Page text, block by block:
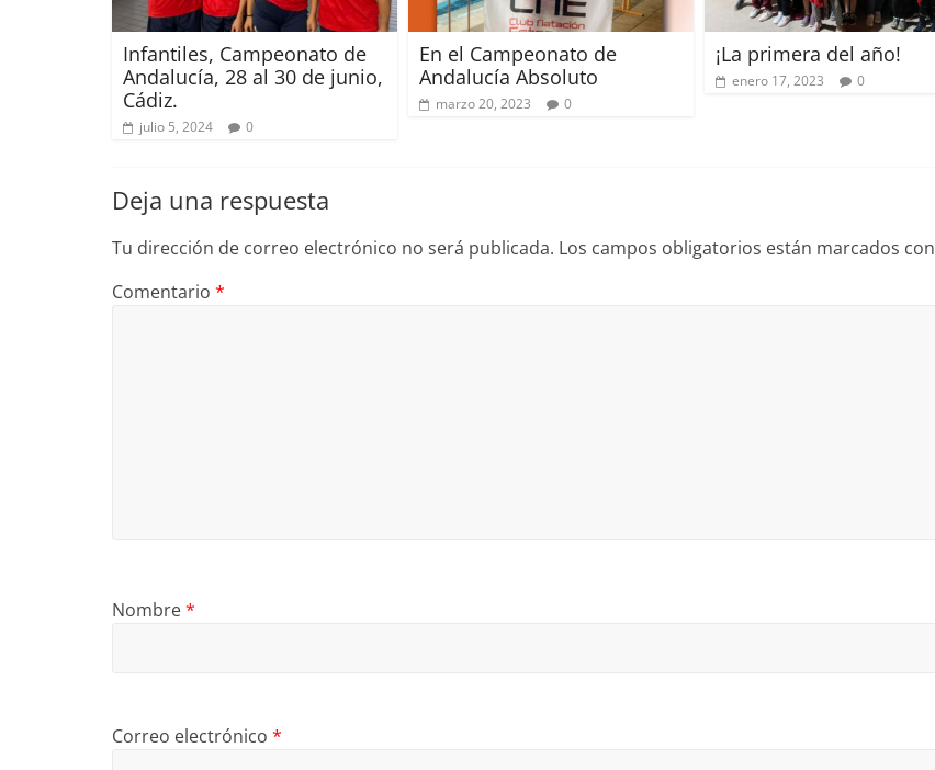
Infantiles, Campeonato de
Andalucía, 28 al 30 de junio,
Cádiz.
julio 5, 2024 0
En el Campeonato de
Andalucía Absoluto
marzo 20, 2023 0
¡La primera del año!
enero 17, 2023 0
Deja una respuesta
Tu dirección de correo electrónico no será publicada. Los campos obligatorios están marcados con
Comentario *
Nombre*
Correo electrónico *